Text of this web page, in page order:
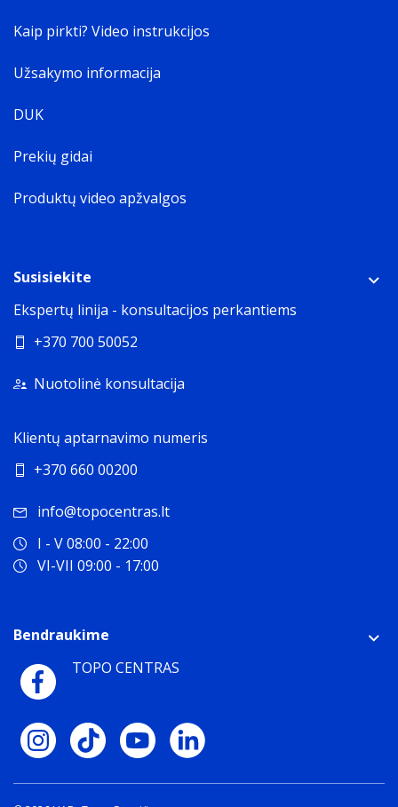
Kaip pirkti? Video instrukcijos
Užsakymo informacija
DUK
Prekių gidai
Produktų video apžvalgos
Susisiekite
Ekspertų linija - konsultacijos perkantiems
+370 700 50052
Nuotolinė konsultacija
Klientų aptarnavimo numeris
+370 660 00200
info@topocentras.lt
I - V 08:00 - 22:00
VI-VII 09:00 - 17:00
Bendraukime
TOPO CENTRAS